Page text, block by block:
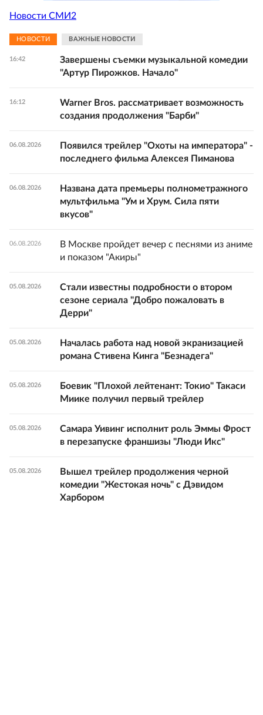
Новости СМИ2
НОВОСТИ ВАЖНЫЕ НОВОСТИ
16:42
Завершены съемки музыкальной комедии
"Артур Пирожков. Начало"
16:12
Warner Bros. рассматривает возможность
создания продолжения "Барби"
06.08.2026
Появился трейлер "Охоты на императора" -
последнего фильма Алексея Пиманова
06.08.2026
Названа дата премьеры полнометражного
мультфильма "Ум и Хрум. Сила пяти
вкусов"
06.08.2026
В Москве пройдет вечер с песнями из аниме
и показом "Акиры"
05.08.2026
Стали известны подробности о втором
сезоне сериала "Добро пожаловать в
Дерри"
05.08.2026
Началась работа над новой экранизацией
романа Стивена Кинга "Безнадега"
05.08.2026
Боевик "Плохой лейтенант: Токио" Такаси
Миике получил первый трейлер
05.08.2026
Самара Уивинг исполнит роль Эммы Фрост
в перезапуске франшизы "Люди Икс"
05.08.2026
Вышел трейлер продолжения черной
комедии "Жестокая ночь" с Дэвидом
Харбором